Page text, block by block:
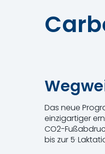
Das neue
einzigartiger
CO2-
bis zur 5.